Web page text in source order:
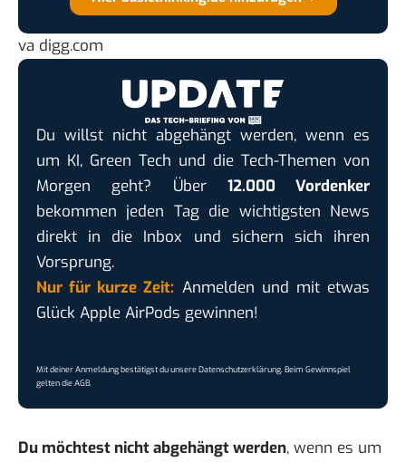
va digg.com
Du willst nicht abgehängt werden, wenn es
um KI, Green Tech und die Tech-Themen von
Morgen geht? Über 12.000 Vordenker
bekommen jeden Tag die wichtigsten News
direkt in die Inbox und sichern sich ihren
Vorsprung.
Nur für kurze Zeit: Anmelden und mit etwas
Glück Apple AirPods gewinnen!
Mit deiner Anmeldung bestätigst du unsereDatenschutzerklärung. Beim Gewinnspiel
gelten dieAGB.
Du möchtest nicht abgehängt werden, wenn es um